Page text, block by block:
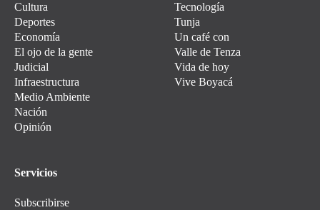
Cultura
Deportes
Economía
El ojo de la gente
Judicial
Infraestructura
Medio Ambiente
Nación
Opinión
Tecnología
Tunja
Un café con
Valle de Tenza
Vida de hoy
Vive Boyacá
Servicios
Subscribirse